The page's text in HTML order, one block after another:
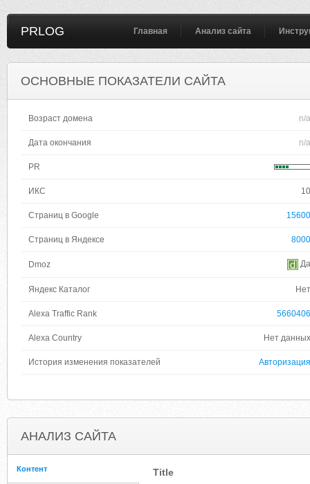
PRLOG Главная Анализ сайта
ОСНОВНЫЕ ПОКАЗАТЕЛИ САЙТА
Возраст домена n/a
Дата окончания n/a
PR
ИКС 10
Страниц в Google 15600
Страниц в Яндексе 8000
Dmoz Да
Яндекс Каталог Нет
Alexa Traffic Rank 5660406
Alexa Country Нет данных
История изменения показателей Авторизация
АНАЛИЗ САЙТА
Контент Title